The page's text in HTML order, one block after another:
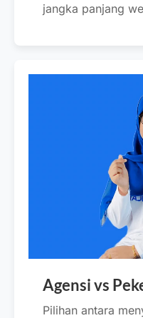
jangka panjang
Agensi vs
Pilihan antara